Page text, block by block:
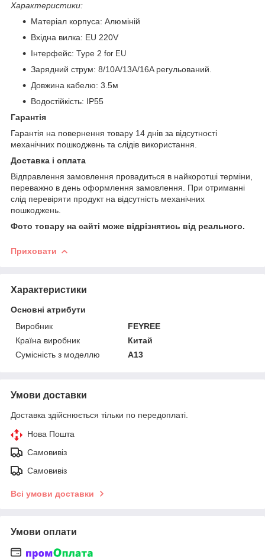
Характеристики:
Матеріал корпуса: Алюміній
Вхідна вилка: EU 220V
Інтерфейс: Type 2 for EU
Зарядний струм: 8/10A/13A/16A регульований.
Довжина кабелю: 3.5м
Водостійкість: IP55
Гарантія
Гарантія на повернення товару 14 днів за відсутності
механічних пошкоджень та слідів використання.
Доставка і оплата
Відправлення замовлення провадиться в найкоротші терміни,
переважно в день оформлення замовлення. При отриманні
слід перевіряти продукт на відсутність механічних
пошкоджень.
Фото товару на сайті може відрізнятись від реального.
Приховати
Характеристики
Основні атрибути
Виробник
FEYREE
Країна виробник
Китай
Сумісність з моделлю
A13
Умови доставки
Доставка здійснюється тільки по передоплаті.
Нова Пошта
Самовивіз
Самовивіз
Всі умови доставки
Умови оплати